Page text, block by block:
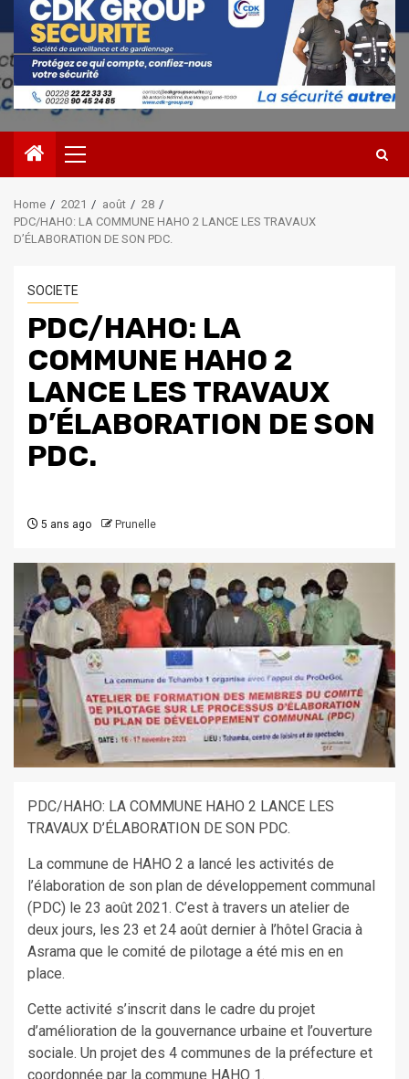
Primary
Menu
Home 2021 août
28
PDC/HAHO: LA COMMUNE HAHO 2 LANCE LES TRAVAUX
D’ÉLABORATION DE SON PDC.
SOCIETE
PDC/HAHO: LA
COMMUNE HAHO 2
LANCE LES TRAVAUX
D’ÉLABORATION DE SON
PDC.
5 ans ago Prunelle
PDC/HAHO: LA COMMUNE HAHO 2 LANCE LES
TRAVAUX D’ÉLABORATION DE SON PDC.
La commune de HAHO 2 a lancé les activités de
l’élaboration de son plan de développement communal
(PDC) le 23 août 2021. C’est à travers un atelier de
deux jours, les 23 et 24 août dernier à l’hôtel Gracia à
Asrama que le comité de pilotage a été mis en en
place.
Cette activité s’inscrit dans le cadre du projet
d’amélioration de la gouvernance urbaine et l’ouverture
sociale. Un projet des 4 communes de la préfecture et
coordonnée par la commune HAHO 1.